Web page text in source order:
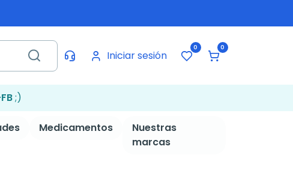
Iniciar sesión
0 0
;)
Medicamentos
Nuestras
marcas